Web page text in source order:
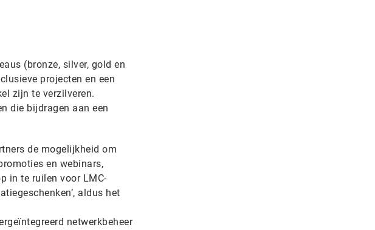
(bronze, silver, gold en
projecten en een
zijn te verzilveren.
die bijdragen aan een
de mogelijkheid om
en webinars,
in te ruilen voor LMC-
aldus het
netwerkbeheer